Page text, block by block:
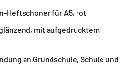
Heftschoner für A5, rot
mit aufgedrucktem
an Grundschule, Schule und